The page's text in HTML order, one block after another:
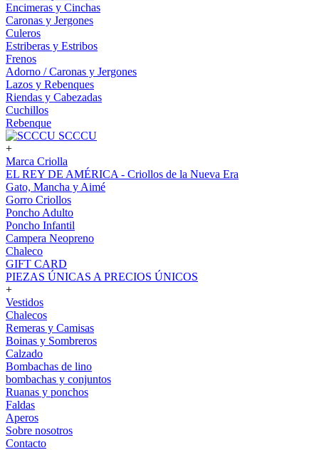
Encimeras y Cinchas
Caronas y Jergones
Culeros
Estriberas y Estribos
Frenos
Adorno / Caronas y Jergones
Lazos y Rebenques
Riendas y Cabezadas
Cuchillos
Rebenque
SCCCU
+
Marca Criolla
EL REY DE AMÉRICA - Criollos de la Nueva Era
Gato, Mancha y Aimé
Gorro Criollos
Poncho Adulto
Poncho Infantil
Campera Neopreno
Chaleco
GIFT CARD
PIEZAS ÚNICAS A PRECIOS ÚNICOS
+
Vestidos
Chalecos
Remeras y Camisas
Boinas y Sombreros
Calzado
Bombachas de lino
bombachas y conjuntos
Ruanas y ponchos
Faldas
Aperos
Sobre nosotros
Contacto